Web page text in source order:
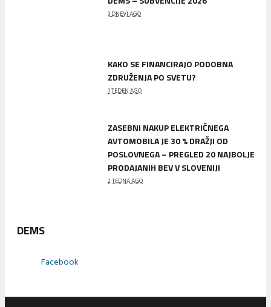
3 DNEVI AGO
KAKO SE FINANCIRAJO PODOBNA
ZDRUŽENJA PO SVETU?
1 TEDEN AGO
ZASEBNI NAKUP ELEKTRIČNEGA
AVTOMOBILA JE 30 % DRAŽJI OD
POSLOVNEGA – PREGLED 20 NAJBOLJE
PRODAJANIH BEV V SLOVENIJI
2 TEDNA AGO
DEMS
Facebook